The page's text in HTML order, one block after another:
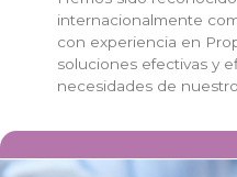
internacionalmente
con experiencia en
soluciones efectivas y
necesidades de